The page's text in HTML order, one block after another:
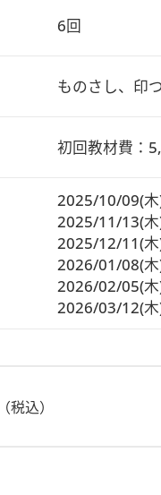
6回
ものさし、印
初回教材費：
2025/10/09(
2025/11/13(
2025/12/11(
2026/01/08(
2026/02/05(
2026/03/12(
税込）